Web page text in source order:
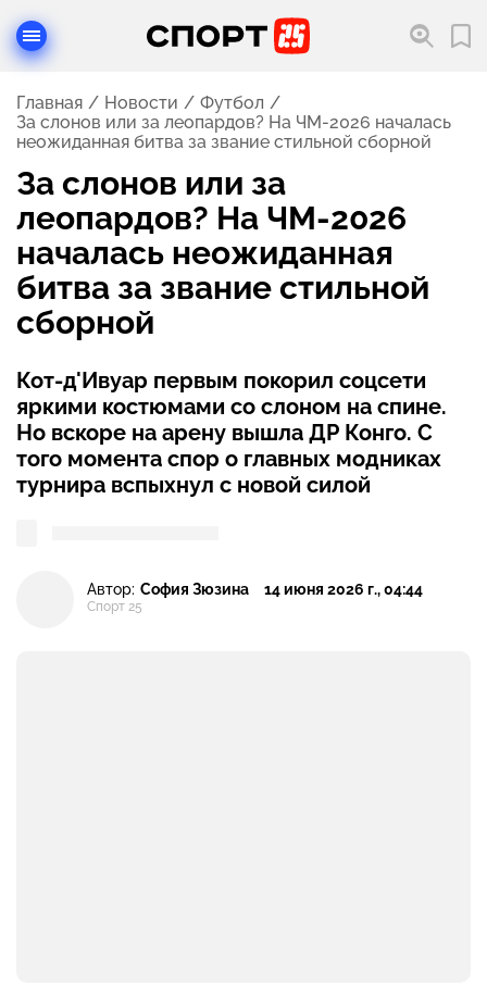
Главная Новости
Футбол
За слонов или за леопардов? На ЧМ-2026 началась
неожиданная битва за звание стильной сборной
За слонов или за
леопардов? На ЧМ-2026
началась неожиданная
битва за звание стильной
сборной
Кот-д'Ивуар первым покорил соцсети
яркими костюмами со слоном на спине.
Но вскоре на арену вышла ДР Конго. С
того момента спор о главных модниках
турнира вспыхнул с новой силой
Автор: София Зюзина
Спорт 25
14 июня 2026 г., 04:44